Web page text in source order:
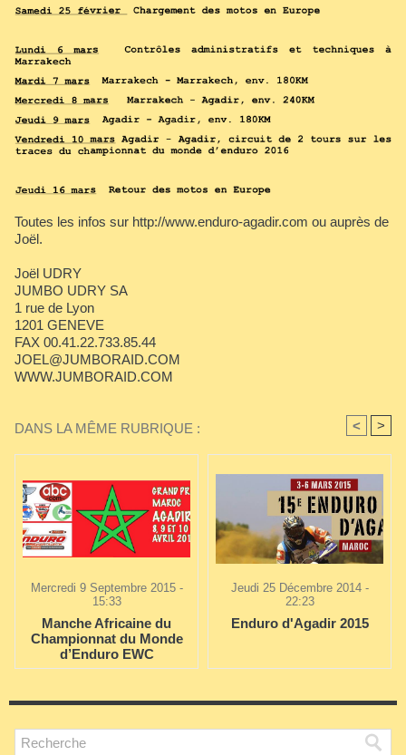
Toutes les infos sur http://www.enduro-agadir.com ou auprès de
Joël.
Joël UDRY
JUMBO UDRY SA
1 rue de Lyon
1201 GENEVE
FAX 00.41.22.733.85.44
JOEL@JUMBORAID.COM
WWW.JUMBORAID.COM
DANS LA MÊME RUBRIQUE : < >
Mercredi 9 Septembre 2015 -
15:33
Manche Africaine du
Championnat du Monde
d’Enduro EWC
Jeudi 25 Décembre 2014 -
22:23
Enduro d'Agadir 2015